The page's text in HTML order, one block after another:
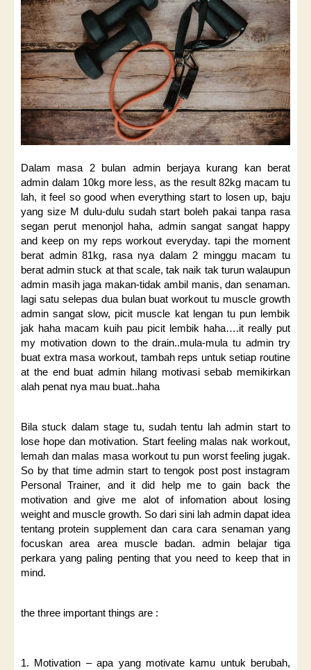
Dalam masa 2 bulan admin berjaya kurang kan berat
admin dalam 10kg more less, as the result 82kg macam tu
lah, it feel so good when everything start to losen up, baju
yang size M dulu-dulu sudah start boleh pakai tanpa rasa
segan perut menonjol haha, admin sangat sangat happy
and keep on my reps workout everyday. tapi the moment
berat admin 81kg, rasa nya dalam 2 minggu macam tu
berat admin stuck at that scale, tak naik tak turun walaupun
admin masih jaga makan-tidak ambil manis, dan senaman.
lagi satu selepas dua bulan buat workout tu muscle growth
admin sangat slow, picit muscle kat lengan tu pun lembik
jak haha macam kuih pau picit lembik haha….it really put
my motivation down to the drain..mula-mula tu admin try
buat extra masa workout, tambah reps untuk setiap routine
at the end buat admin hilang motivasi sebab memikirkan
alah penat nya mau buat..haha
Bila stuck dalam stage tu, sudah tentu lah admin start to
lose hope dan motivation. Start feeling malas nak workout,
lemah dan malas masa workout tu pun worst feeling jugak.
So by that time admin start to tengok post post instagram
Personal Trainer, and it did help me to gain back the
motivation and give me alot of infomation about losing
weight and muscle growth. So dari sini lah admin dapat idea
tentang protein supplement dan cara cara senaman yang
focuskan area area muscle badan. admin belajar tiga
perkara yang paling penting that you need to keep that in
mind.
the three important things are :
1. Motivation – apa yang motivate kamu untuk berubah,